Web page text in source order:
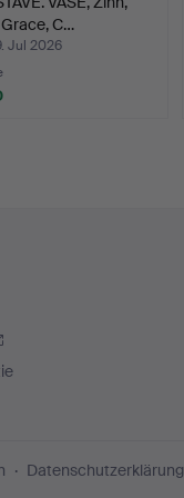
C…
Jul 2026
Datenschutzerklärung